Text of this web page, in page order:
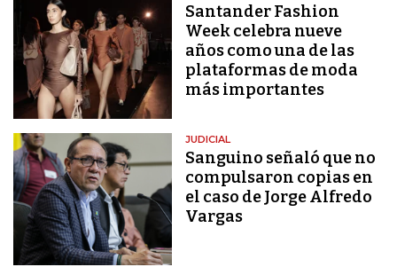
Santander Fashion
Week celebra nueve
años como una de las
plataformas de moda
más importantes
JUDICIAL
Sanguino señaló que no
compulsaron copias en
el caso de Jorge Alfredo
Vargas